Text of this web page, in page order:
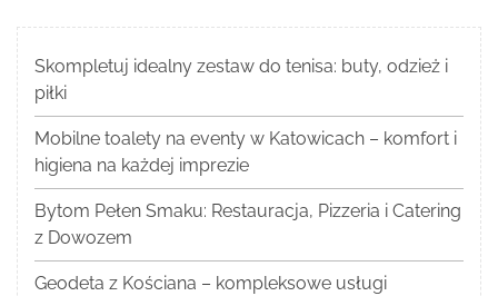
Skompletuj idealny zestaw do tenisa: buty, odzież i
piłki
Mobilne toalety na eventy w Katowicach – komfort i
higiena na każdej imprezie
Bytom Pełen Smaku: Restauracja, Pizzeria i Catering
z Dowozem
Geodeta z Kościana – kompleksowe usługi